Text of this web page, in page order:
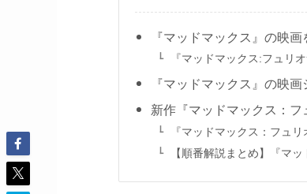
『マッドマックス』の映
『マッドマックス:フュリ
『マッドマックス』の映
新作『マッドマックス：
『マッドマックス：フュ
【順番解説まとめ】『マ